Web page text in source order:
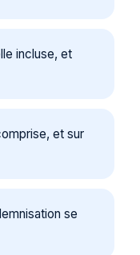
incluse, et
et sur
se